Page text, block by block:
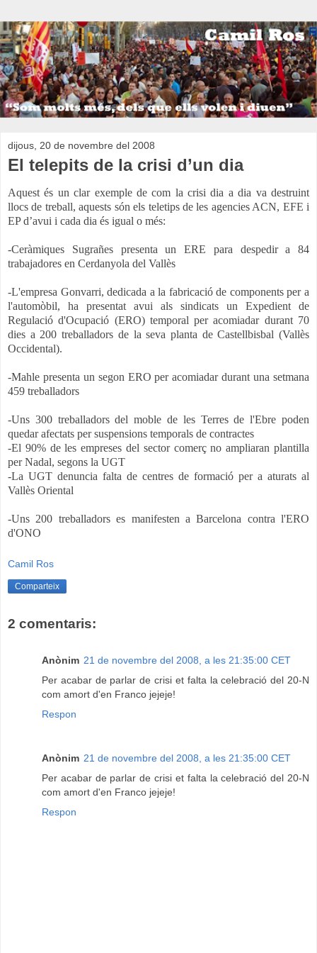
dijous, 20 de novembre del 2008
El telepits de la crisi d’un dia
Aquest és un clar exemple de com la crisi dia a dia va destruint
llocs de treball, aquests són els teletips de les agencies ACN, EFE i
EP d’avui i cada dia és igual o més:
-Ceràmiques Sugrañes presenta un ERE para despedir a 84
trabajadores en Cerdanyola del Vallès
-L'empresa Gonvarri, dedicada a la fabricació de components per a
l'automòbil, ha presentat avui als sindicats un Expedient de
Regulació d'Ocupació (ERO) temporal per acomiadar durant 70
dies a 200 treballadors de la seva planta de Castellbisbal (Vallès
Occidental).
-Mahle presenta un segon ERO per acomiadar durant una setmana
459 treballadors
-Uns 300 treballadors del moble de les Terres de l'Ebre poden
quedar afectats per suspensions temporals de contractes
-El 90% de les empreses del sector comerç no ampliaran plantilla
per Nadal, segons la UGT
-La UGT denuncia falta de centres de formació per a aturats al
Vallès Oriental
-Uns 200 treballadors es manifesten a Barcelona contra l'ERO
d'ONO
Camil Ros
Comparteix
2 comentaris:
Anònim 21 de novembre del 2008, a les 21:35:00 CET
Per acabar de parlar de crisi et falta la celebració del 20-N
com amort d'en Franco jejeje!
Respon
Anònim 21 de novembre del 2008, a les 21:35:00 CET
Per acabar de parlar de crisi et falta la celebració del 20-N
com amort d'en Franco jejeje!
Respon